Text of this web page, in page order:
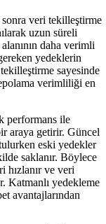
veri tekilleştirme
uzun süreli
daha verimli
yedeklerin
sayesinde
verimliliği en
performans ile
araya getirir. Güncel
eski yedekler
saklanır. Böylece
hızlanır ve veri
Katmanlı yedekleme
avantajlarından